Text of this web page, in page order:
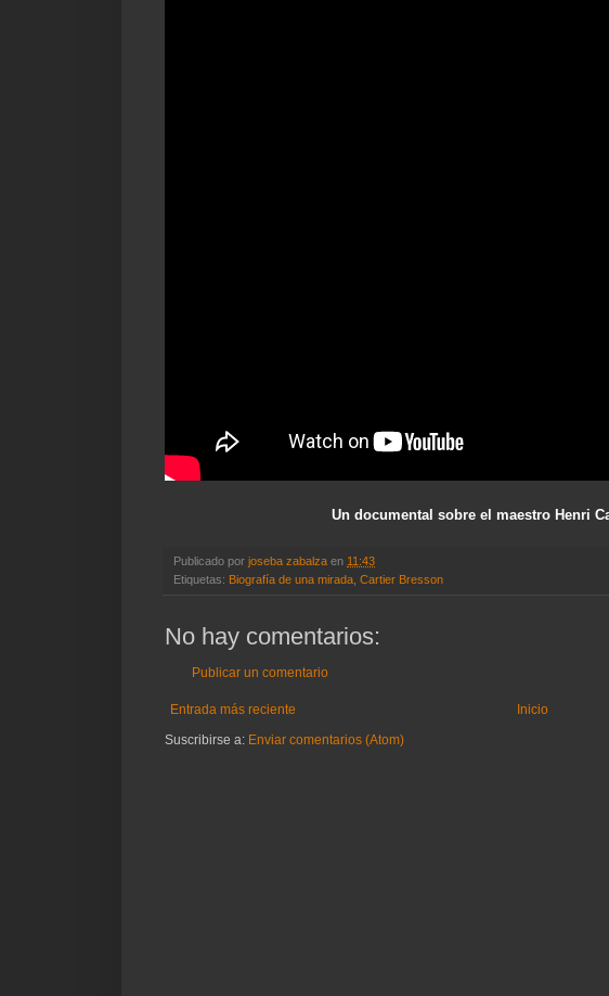
Un documental sobre el maestro Henri
Publicado por joseba zabalza en 11:43
Etiquetas: Biografía de una mirada Cartier Bresson
No hay comentarios:
Publicar un comentario
Entrada más reciente
Inicio
Suscribirse a: Enviar comentarios (Atom)